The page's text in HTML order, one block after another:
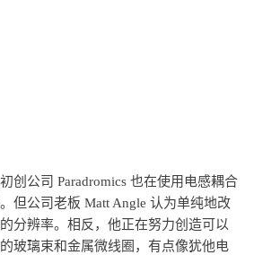
创公司 Paradromics 也在使用电感耦合
但公司老板 Matt Angle 认为单纯地改
分辨率。相反，他正在努力创造可以
玻璃束和金属微线圈，有点像犹他电